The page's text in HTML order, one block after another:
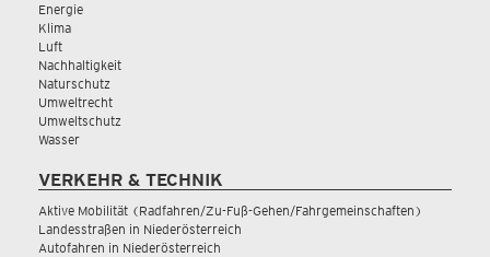
Energie
Klima
Luft
Nachhaltigkeit
Naturschutz
Umweltrecht
Umweltschutz
Wasser
VERKEHR & TECHNIK
Aktive Mobilität (Radfahren/Zu-Fuß-Gehen/Fahrgemeinschaften)
Landesstraßen in Niederösterreich
Autofahren in Niederösterreich